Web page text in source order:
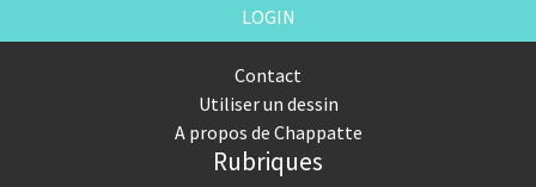
LOGIN
Contact
Utiliser un dessin
A propos de Chappatte
Rubriques